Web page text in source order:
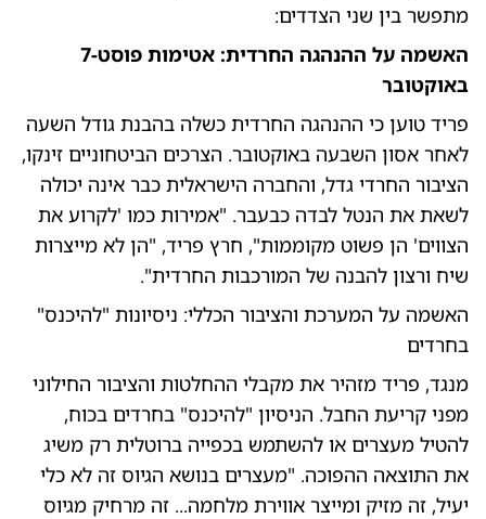
מתפשר בין שני הצדדים:
האשמה על ההנהגה החרדית: אטימות פוסט-7
באוקטובר
פריד טוען כי ההנהגה החרדית כשלה בהבנת גודל השעה
לאחר אסון השבעה באוקטובר. הצרכים הביטחוניים זינקו,
הציבור החרדי גדל, והחברה הישראלית כבר אינה יכולה
לשאת את הנטל לבדה כבעבר. "אמירות כמו 'לקרוע את
הצווים' הן פשוט מקוממות", חרץ פריד, "הן לא מייצרות
שיח ורצון להבנה של המורכבות החרדית".
האשמה על המערכת והציבור הכללי: ניסיונות "להיכנס"
בחרדים
מנגד, פריד מזהיר את מקבלי ההחלטות והציבור החילוני
מפני קריעת החבל. הניסיון "להיכנס" בחרדים בכוח,
להטיל מעצרים או להשתמש בכפייה ברוטלית רק משיג
את התוצאה ההפוכה. "מעצרים בנושא הגיוס זה לא כלי
יעיל, זה מזיק ומייצר אווירת מלחמה... זה מרחיק מגיוס